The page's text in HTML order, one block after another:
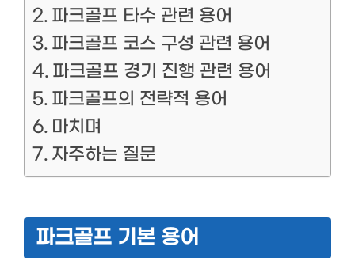
파크골프 타수 관련 용어
파크골프 코스 구성 관련 용어
파크골프 경기 진행 관련 용어
파크골프의 전략적 용어
마치며
자주하는 질문
파크골프 기본 용어